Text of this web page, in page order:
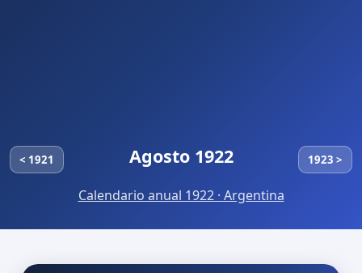
< 1921 Agosto 1922 1923 >
Calendario anual 1922 · Argentina